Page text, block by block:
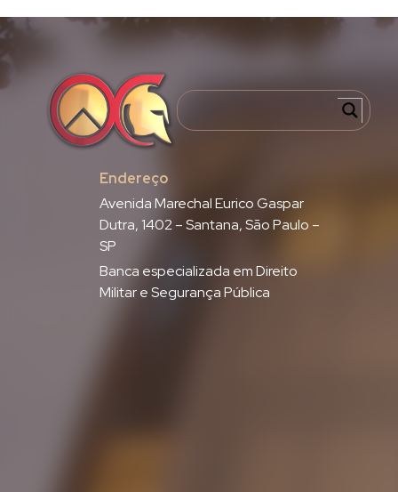
Endereço
Avenida Marechal Eurico Gaspar
Dutra, 1402 – Santana, São Paulo –
SP
Banca especializada em Direito
Militar e Segurança Pública